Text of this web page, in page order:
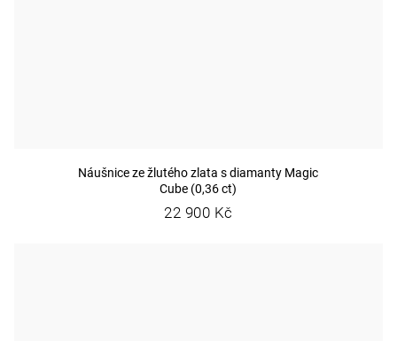
Náušnice ze žlutého zlata s diamanty Magic
Cube (0,36 ct)
22 900 Kč